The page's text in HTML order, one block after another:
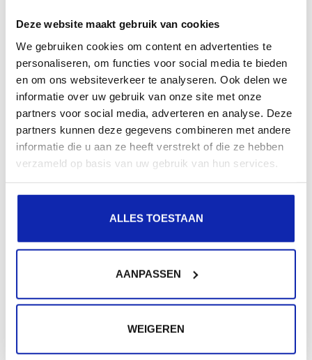
Deze website maakt gebruik van cookies
We gebruiken cookies om content en advertenties te
personaliseren, om functies voor social media te bieden
en om ons websiteverkeer te analyseren. Ook delen we
informatie over uw gebruik van onze site met onze
partners voor social media, adverteren en analyse. Deze
partners kunnen deze gegevens combineren met andere
informatie die u aan ze heeft verstrekt of die ze hebben
verzameld op basis van uw gebruik van hun services.
ALLES TOESTAAN
AANPASSEN
WEIGEREN
Meer lezen
OpenSSL - nuttige commando's
OpenSSL is het Zwitsers zakmes van het
Meer lezen